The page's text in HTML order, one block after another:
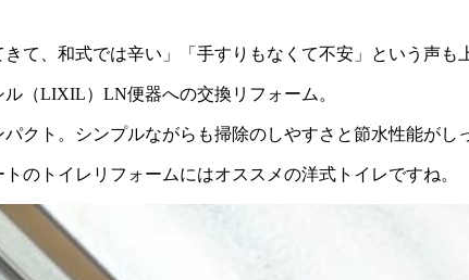
て、和式では辛い」「手すりもなくて不安」という声も
（LIXIL）LN便器への交換リフォーム。
クト。シンプルながらも掃除のしやすさと節水性能がし
のトイレリフォームにはオススメの洋式トイレですね。